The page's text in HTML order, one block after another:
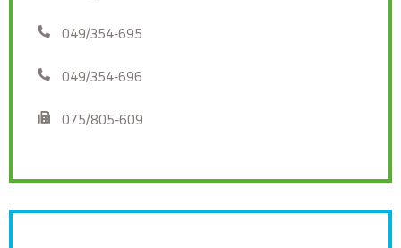
049/354-695
049/354-696
075/805-609